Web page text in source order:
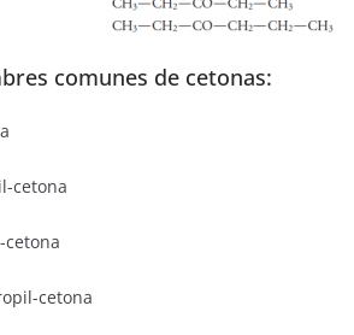
comunes de cetonas:
cetona
cetona
cetona